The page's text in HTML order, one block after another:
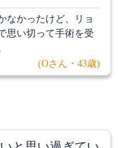
なかったけど、リョ
思い切って手術を受
(Oさん・43歳)